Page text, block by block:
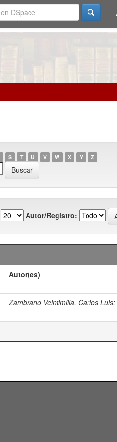
S T U V W X Y Z
Autor/Registro:
Autor(es)
Zambrano Veintimilla, Carlos Luis;